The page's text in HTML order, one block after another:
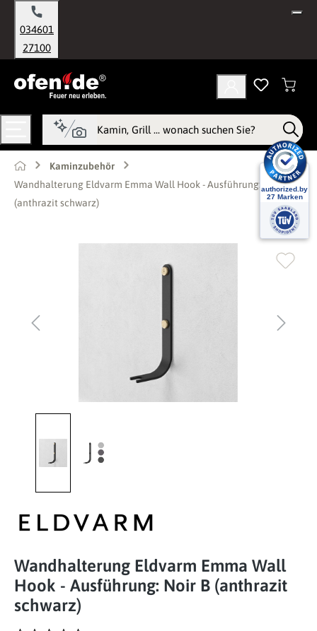
springen
034601
27100
Kaminzubehör
Wandhalterung Eldvarm Emma Wall Hook - Ausführung: Noir B
(anthrazit schwarz)
Wandhalterung Eldvarm Emma Wall
Hook - Ausführung: Noir B (anthrazit
schwarz)